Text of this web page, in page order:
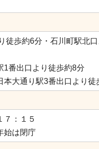
徒歩約6分・石川町駅北
1番出口より徒歩約8分
本大通り駅3番出口より徒
７：１５
始は閉庁